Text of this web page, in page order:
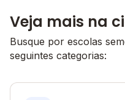
Veja mais na
Busque por escolas
seguintes categorias: